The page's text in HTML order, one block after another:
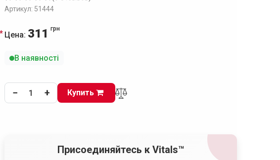
Артикул: 51444
Цена: 311 грн
В наявності
− + Купить
Присоединяйтесь к Vitals™